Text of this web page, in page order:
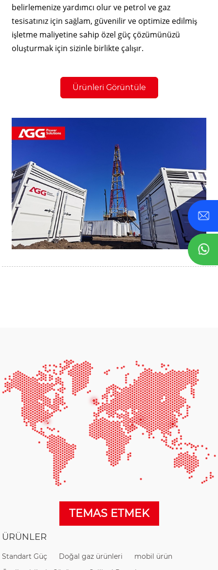
belirlemenize yardımcı olur ve petrol ve gaz
tesisatınız için sağlam, güvenilir ve optimize edilmiş
işletme maliyetine sahip özel güç çözümünüzü
oluşturmak için sizinle birlikte çalışır.
Ürünleri Görüntüle
TEMAS ETMEK
ÜRÜNLER
Standart Güç Doğal gaz ürünleri
mobil ürün